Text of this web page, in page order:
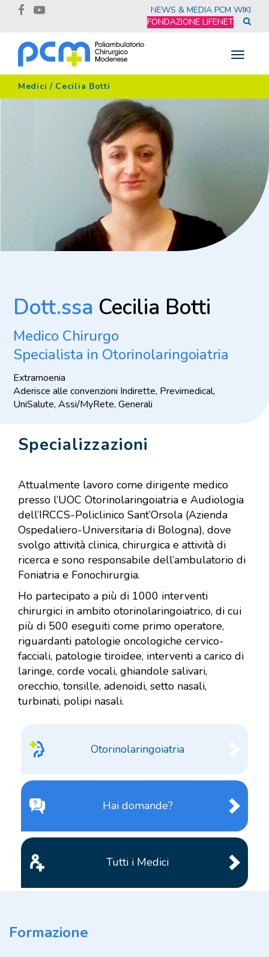
NEWS & MEDIA PCM WIKI
FONDAZIONE LIFENET
Toggle
Medici / Cecilia Botti
Dott.ssa Cecilia Botti
Medico Chirurgo
Specialista in Otorinolaringoiatria
Extramoenia
Aderisce alle convenzioni Indirette, Previmedical,
UniSalute, Assi/MyRete, Generali
Specializzazioni
Attualmente lavoro come dirigente medico
presso l’UOC Otorinolaringoiatria e Audiologia
dell’IRCCS-Policlinico Sant’Orsola (Azienda
Ospedaliero-Universitaria di Bologna), dove
svolgo attività clinica, chirurgica e attività di
ricerca e sono responsabile dell’ambulatorio di
Foniatria e Fonochirurgia.
Ho partecipato a più di 1000 interventi
chirurgici in ambito otorinolaringoiatrico, di cui
più di 500 eseguiti come primo operatore,
riguardanti patologie oncologiche cervico-
facciali, patologie tiroidee, interventi a carico di
laringe, corde vocali, ghiandole salivari,
orecchio, tonsille, adenoidi, setto nasali,
turbinati, polipi nasali.
Otorinolaringoiatria
Hai domande?
Tutti i Medici
Formazione